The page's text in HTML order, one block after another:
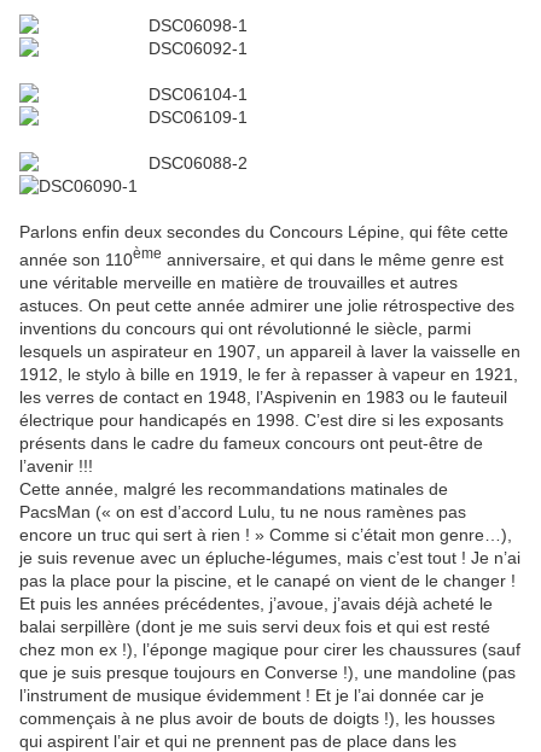
Parlons enfin deux secondes du Concours Lépine, qui fête cette
année son 110ème anniversaire, et qui dans le même genre est
une véritable merveille en matière de trouvailles et autres
astuces. On peut cette année admirer une jolie rétrospective des
inventions du concours qui ont révolutionné le siècle, parmi
lesquels un aspirateur en 1907, un appareil à laver la vaisselle en
1912, le stylo à bille en 1919, le fer à repasser à vapeur en 1921,
les verres de contact en 1948, l’Aspivenin en 1983 ou le fauteuil
électrique pour handicapés en 1998. C’est dire si les exposants
présents dans le cadre du fameux concours ont peut-être de
l’avenir !!!
Cette année, malgré les recommandations matinales de
PacsMan (« on est d’accord Lulu, tu ne nous ramènes pas
encore un truc qui sert à rien ! » Comme si c’était mon genre…),
je suis revenue avec un épluche-légumes, mais c’est tout ! Je n’ai
pas la place pour la piscine, et le canapé on vient de le changer !
Et puis les années précédentes, j’avoue, j’avais déjà acheté le
balai serpillère (dont je me suis servi deux fois et qui est resté
chez mon ex !), l’éponge magique pour cirer les chaussures (sauf
que je suis presque toujours en Converse !), une mandoline (pas
l’instrument de musique évidemment ! Et je l’ai donnée car je
commençais à ne plus avoir de bouts de doigts !), les housses
qui aspirent l’air et qui ne prennent pas de place dans les